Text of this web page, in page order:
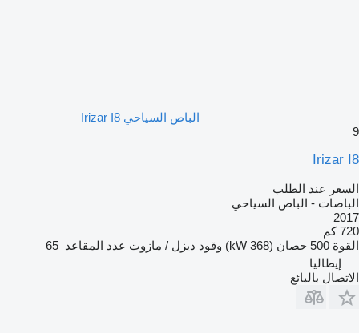
الباص السياحي Irizar I8
9
Irizar I8
السعر عند الطلب
الباصات - الباص السياحي
2017
720 كم
القوة 500 حصان (368 kW) وقود ديزل / مازوت عدد المقاعد 65
إيطاليا
الاتصال بالبائع